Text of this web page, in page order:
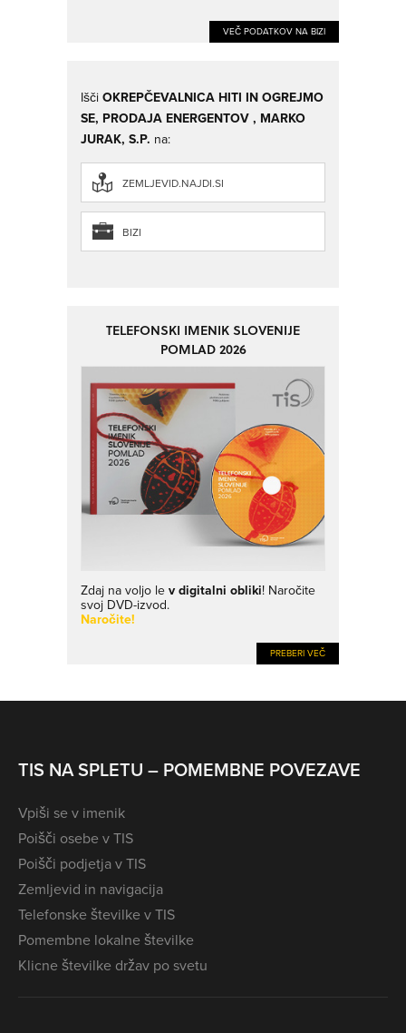
VEČ PODATKOV NA BIZI
IščiOKREPČEVALNICA HITI IN OGREJMO
SE, PRODAJA ENERGENTOV , MARKO
JURAK, S.P. na:
ZEMLJEVID.NAJDI.SI
BIZI
TELEFONSKI IMENIK SLOVENIJE
POMLAD 2026
Zdaj na voljo lev digitalni obliki! Naročite
svoj DVD-izvod.
Naročite!
PREBERI VEČ
TIS NA SPLETU – POMEMBNE POVEZAVE
Vpiši se v imenik
Poišči osebe v TIS
Poišči podjetja v TIS
Zemljevid in navigacija
Telefonske številke v TIS
Pomembne lokalne številke
Klicne številke držav po svetu